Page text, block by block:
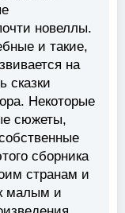
новеллы.
и такие,
на
сказки
Некоторые
сюжеты,
сборника
странам и
малым и